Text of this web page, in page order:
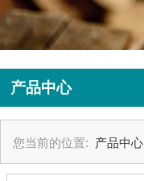
产品中心
您当前的位置: 产品中心